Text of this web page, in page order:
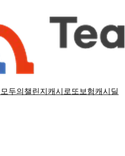
모두의챌린지 캐시로또 보험캐시딜